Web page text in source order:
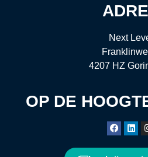
Next
4207 HZ
OP DE